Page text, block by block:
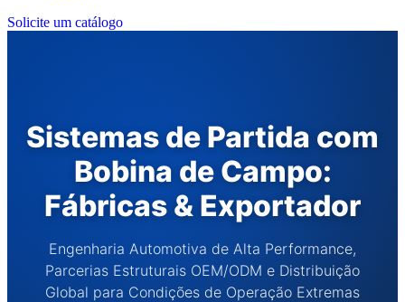
Solicite um catálogo
Sistemas de Partida com
Bobina de Campo:
Fábricas & Exportador
Engenharia Automotiva de Alta Performance,
Parcerias Estruturais OEM/ODM e Distribuição
Global para Condições de Operação Extremas